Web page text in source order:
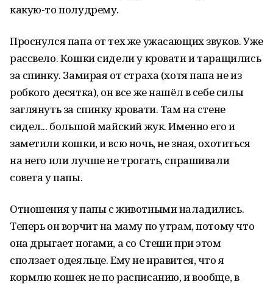
какую-то полудрему.
Проснулся папа от тех же ужасающих звуков. Уже
рассвело. Кошки сидели у кровати и таращились
за спинку. Замирая от страха (хотя папа не из
робкого десятка), он все же нашёл в себе силы
заглянуть за спинку кровати. Там на стене
сидел... большой майский жук. Именно его и
заметили кошки, и всю ночь, не зная, охотиться
на него или лучше не трогать, спрашивали
совета у папы.
Отношения у папы с животными наладились.
Теперь он ворчит на маму по утрам, потому что
она дрыгает ногами, а со Стеши при этом
сползает одеяльце. Ему не нравится, что я
кормлю кошек не по расписанию, и вообще, в